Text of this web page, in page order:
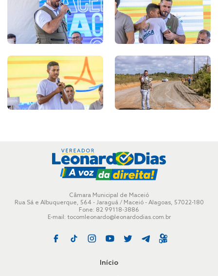
Câmara Municipal de Maceió
Rua Sá e Albuquerque, 564 - Jaraguá / Maceió - Alagoas, 57022-180
Fone: 82 99118-3886
E-mail: tocomleonardo@leonardodias.com.br
Início